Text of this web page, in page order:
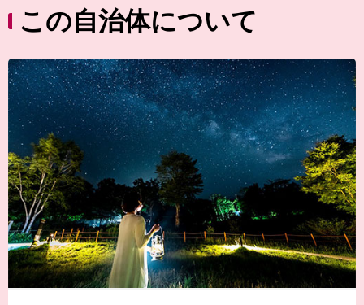
この自治体について